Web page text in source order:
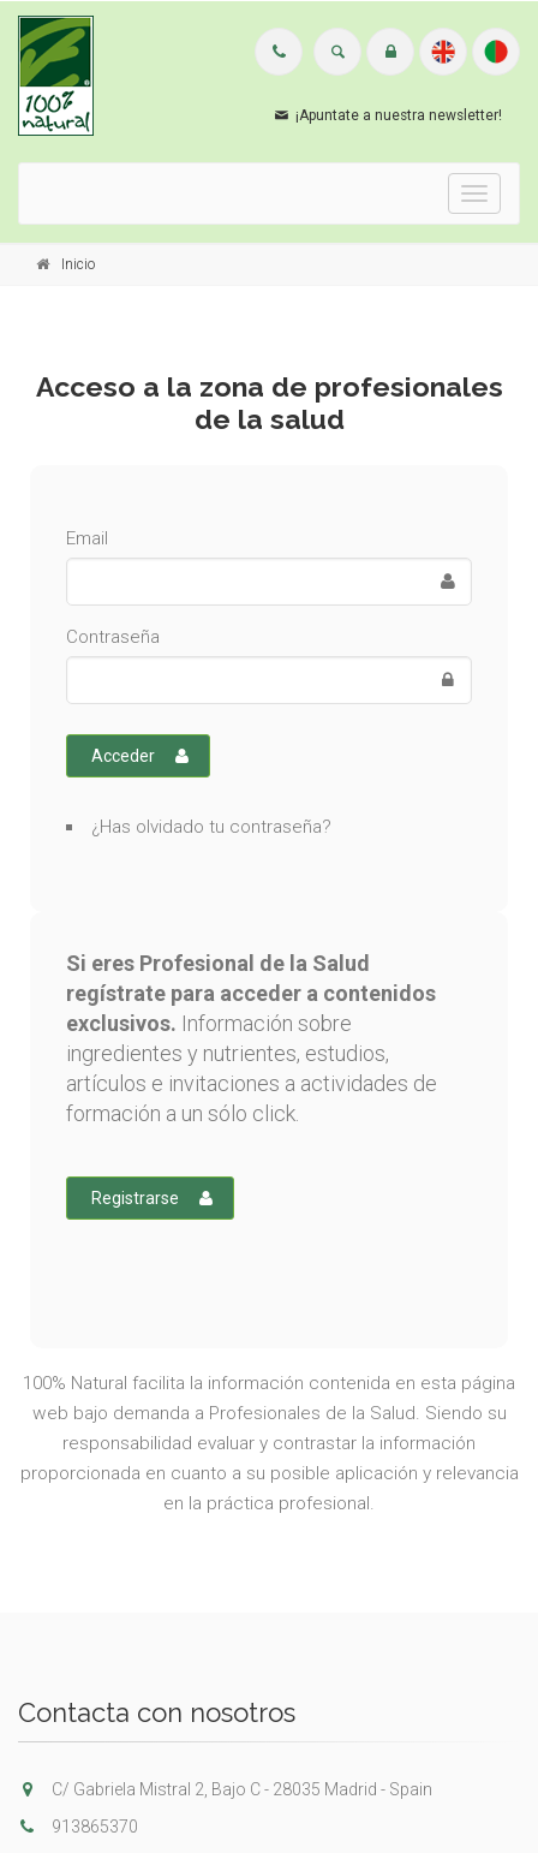
¡Apuntate a nuestra newsletter!
Menu
Inicio
Acceso a la zona de profesionales
de la salud
Email
Contraseña
Acceder
¿Has olvidado tu contraseña?
Si eres Profesional de la Salud
regístrate para acceder a contenidos
exclusivos. Información sobre
ingredientes y nutrientes, estudios,
artículos e invitaciones a actividades de
formación a un sólo click.
Registrarse
100% Natural facilita la información contenida en esta página
web bajo demanda a Profesionales de la Salud. Siendo su
responsabilidad evaluar y contrastar la información
proporcionada en cuanto a su posible aplicación y relevancia
en la práctica profesional.
Contacta con nosotros
C/ Gabriela Mistral 2, Bajo C - 28035 Madrid - Spain
913865370